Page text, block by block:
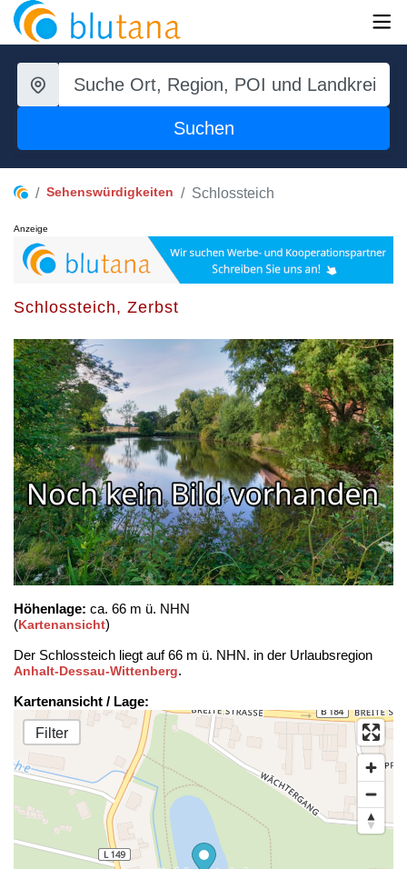
Suchen
Sehenswürdigkeiten Schlossteich
Anzeige
Schlossteich, Zerbst
Höhenlage: ca. 66 m ü. NHN
(Kartenansicht)
Der Schlossteich liegt auf 66 m ü. NHN. in der Urlaubsregion
Anhalt-Dessau-Wittenberg.
Kartenansicht / Lage:
Filter